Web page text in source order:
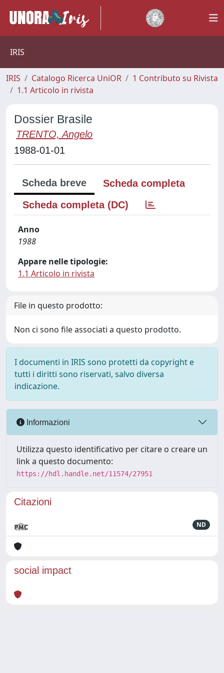
IRIS
IRIS Catalogo Ricerca UniOR
1 Contributo su Rivista
1.1 Articolo in rivista
Dossier Brasile
TRENTO, Angelo
1988-01-01
Scheda breve
Scheda completa
Scheda completa (DC)
Anno
1988
Appare nelle tipologie:
1.1 Articolo in rivista
File in questo prodotto:
Non ci sono file associati a questo prodotto.
I documenti in IRIS sono protetti da copyright e
tutti i diritti sono riservati, salvo diversa
indicazione.
Informazioni
Utilizza questo identificativo per citare o creare un
link a questo documento:
https://hdl.handle.net/11574/27951
Citazioni
ND
social impact